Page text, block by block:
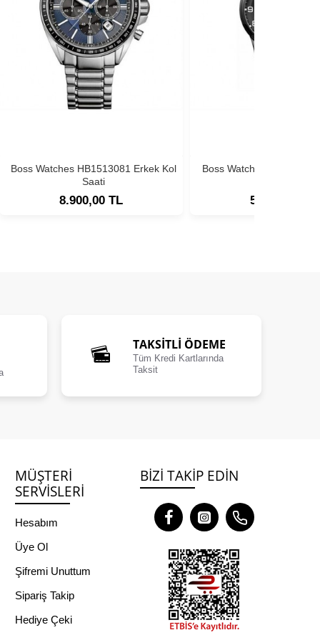
Boss Watches HB1513081 Erkek Kol
Saati
8.900,00 TL
Boss Watches
5.900,00 TL
TAKSİTLİ ÖDEME
Tüm Kredi Kartlarında
Taksit
MÜŞTERI
SERVISLERI
Hesabım
Üye Ol
Şifremi Unuttum
Sipariş Takip
Hediye Çeki
BIZI TAKIP EDIN